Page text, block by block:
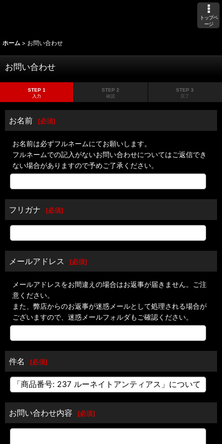
トップペ
ージ
ホーム > お問い合わせ
お問い合わせ
STEP 1
入力
STEP 2
確認
STEP 3
完了
お名前 [必須]
お名前は必ずフルネームにてお願いします。
フルネームでの記入がないお問い合わせについてはご返信でき
ない場合がありますので予めご了承ください。
フリガナ [必須]
メールアドレス [必須]
メールアドレスをお間違えの場合はお返事が届きません。ご注
意ください。
また、弊店からのお返事が迷惑メールとして処理される場合が
ございますので、迷惑メールフォルダもご確認ください。
件名 [必須]
お問い合わせ内容 [必須]